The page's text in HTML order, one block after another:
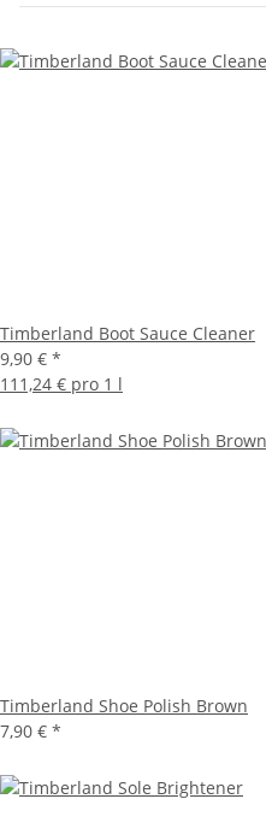
Timberland Boot Sauce Cleaner
9,90 € *
111,24 € pro 1 l
Timberland Shoe Polish Brown
7,90 € *